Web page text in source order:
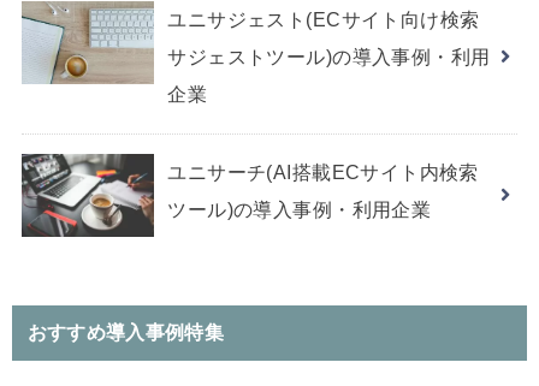
ユニサジェスト(ECサイト向け検索
サジェストツール)の導入事例・利用
企業
ユニサーチ(AI搭載ECサイト内検索
ツール)の導入事例・利用企業
おすすめ導入事例特集